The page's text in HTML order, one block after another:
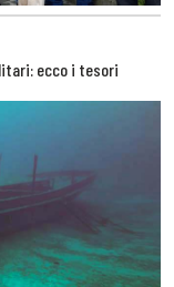
ecco i tesori